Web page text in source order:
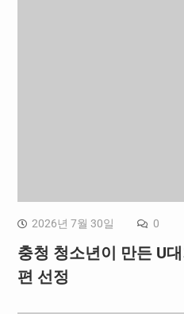
2026년 7월 30일 0
충청 청소년이 만든 U
편 선정